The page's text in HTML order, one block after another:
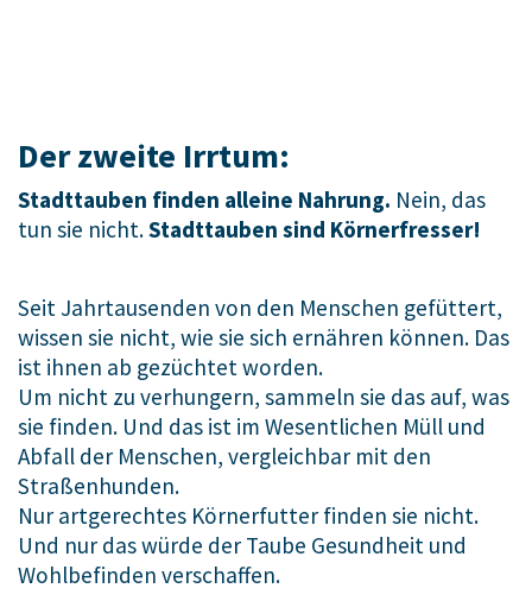
Der zweite Irrtum:
Stadttauben finden alleine Nahrung. Nein, das
tun sie nicht.Stadttauben sind Körnerfresser!
Seit Jahrtausenden von den Menschen gefüttert,
wissen sie nicht, wie sie sich ernähren können. Das
ist ihnen ab gezüchtet worden.
Um nicht zu verhungern, sammeln sie das auf, was
sie finden. Und das ist im Wesentlichen Müll und
Abfall der Menschen, vergleichbar mit den
Straßenhunden.
Nur artgerechtes Körnerfutter finden sie nicht.
Und nur das würde der Taube Gesundheit und
Wohlbefinden verschaffen.